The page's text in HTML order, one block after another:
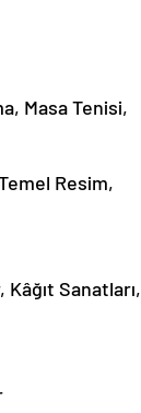
Masa Tenisi,
Resim,
Sanatları,